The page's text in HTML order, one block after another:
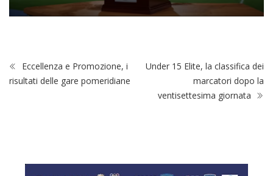
Eccellenza e Promozione, i
risultati delle gare pomeridiane
Under 15 Elite, la classifica dei
marcatori dopo la
ventisettesima giornata